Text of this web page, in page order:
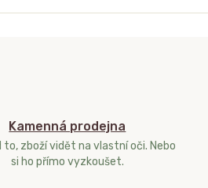
Kamenná prodejna
to, zboží vidět na vlastní oči. Nebo
si ho přímo vyzkoušet.